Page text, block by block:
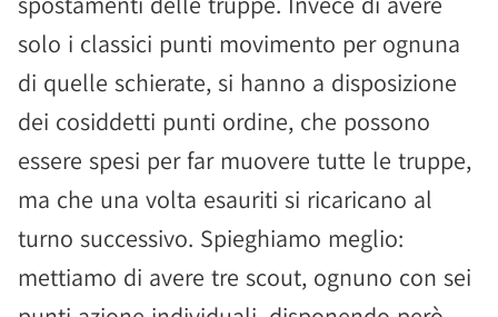
solo i classici punti movimento per ognuna
di quelle schierate, si hanno a disposizione
dei cosiddetti punti ordine, che possono
essere spesi per far muovere tutte le truppe,
ma che una volta esauriti si ricaricano al
turno successivo. Spieghiamo meglio:
mettiamo di avere tre scout, ognuno con sei